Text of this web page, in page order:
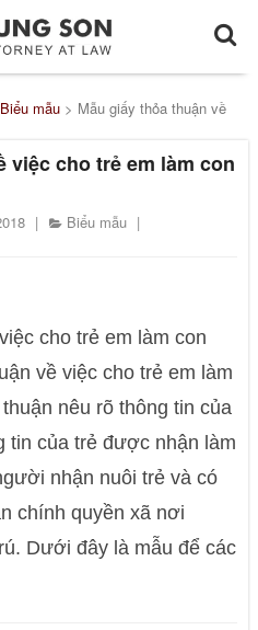
Biểu mẫu > Mẫu giấy thỏa thuận về
việc cho trẻ em làm con
| Biểu mẫu |
cho trẻ em làm con
về việc cho trẻ em làm
nêu rõ thông tin của
tin của trẻ được nhận làm
nhận nuôi trẻ và có
chính quyền xã nơi
Dưới đây là mẫu để các